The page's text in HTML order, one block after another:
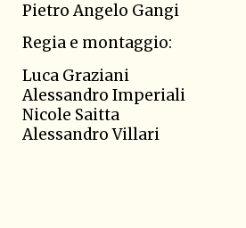
Pietro Angelo Gangi
Regia e montaggio:
Luca Graziani
Alessandro Imperiali
Nicole Saitta
Alessandro Villari